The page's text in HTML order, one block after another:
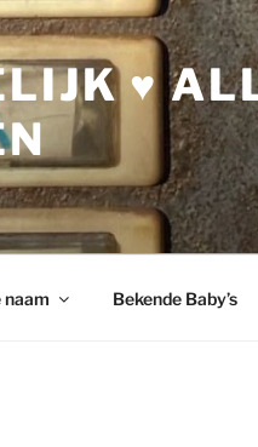
♥
naam Bekende Baby’s